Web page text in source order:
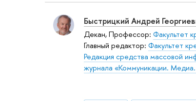
Быстрицкий Андрей
Декан, Профессор: Факультет
Главный редактор: Факультет
Редакция средства массовой
журнала «Коммуникации.